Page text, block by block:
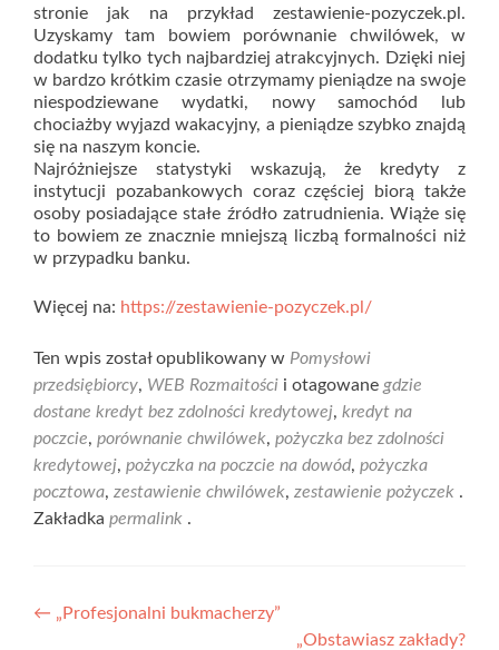
stronie jak na przykład zestawienie-pozyczek.pl.
Uzyskamy tam bowiem porównanie chwilówek, w
dodatku tylko tych najbardziej atrakcyjnych. Dzięki niej
w bardzo krótkim czasie otrzymamy pieniądze na swoje
niespodziewane wydatki, nowy samochód lub
chociażby wyjazd wakacyjny, a pieniądze szybko znajdą
się na naszym koncie.
Najróżniejsze statystyki wskazują, że kredyty z
instytucji pozabankowych coraz częściej biorą także
osoby posiadające stałe źródło zatrudnienia. Wiąże się
to bowiem ze znacznie mniejszą liczbą formalności niż
w przypadku banku.
Więcej na: https://zestawienie-pozyczek.pl/
Ten wpis został opublikowany w Pomysłowi
przedsiębiorcy, WEB Rozmaitości i otagowane gdzie
dostane kredyt bez zdolności kredytowej, kredyt na
poczcie, porównanie chwilówek, pożyczka bez zdolności
kredytowej, pożyczka na poczcie na dowód, pożyczka
pocztowa, zestawienie chwilówek, zestawienie pożyczek .
Zakładka permalink .
Nawigacja
← „Profesjonalni bukmacherzy”
„Obstawiasz zakłady?